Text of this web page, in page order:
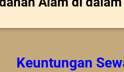
Keuntungan